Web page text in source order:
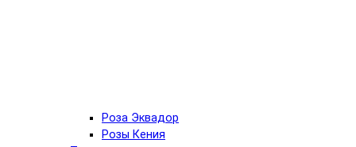
Роза Эквадор
Розы Кения